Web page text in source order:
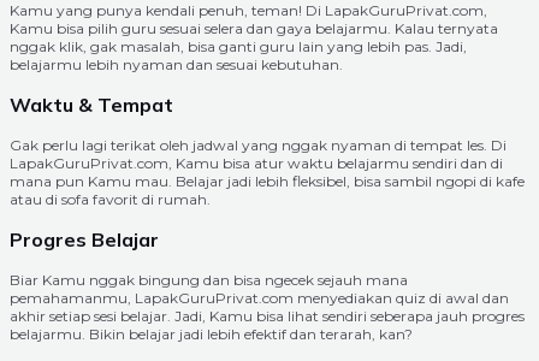
Kamu yang punya kendali penuh, teman! Di LapakGuruPrivat.com,
Kamu bisa pilih guru sesuai selera dan gaya belajarmu. Kalau ternyata
nggak klik, gak masalah, bisa ganti guru lain yang lebih pas. Jadi,
belajarmu lebih nyaman dan sesuai kebutuhan.
Waktu & Tempat
Gak perlu lagi terikat oleh jadwal yang nggak nyaman di tempat les. Di
LapakGuruPrivat.com, Kamu bisa atur waktu belajarmu sendiri dan di
mana pun Kamu mau. Belajar jadi lebih fleksibel, bisa sambil ngopi di kafe
atau di sofa favorit di rumah.
Progres Belajar
Biar Kamu nggak bingung dan bisa ngecek sejauh mana
pemahamanmu, LapakGuruPrivat.com menyediakan quiz di awal dan
akhir setiap sesi belajar. Jadi, Kamu bisa lihat sendiri seberapa jauh progres
belajarmu. Bikin belajar jadi lebih efektif dan terarah, kan?